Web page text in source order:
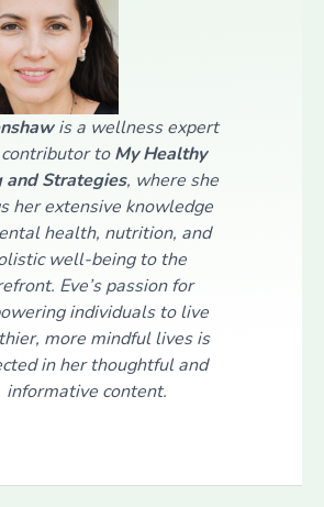
is a wellness expert
toMy Healthy
and Strategies, where she
her extensive knowledge
health, nutrition, and
well-being to the
Eve’s passion for
individuals to live
more mindful lives is
in her thoughtful and
informative content.